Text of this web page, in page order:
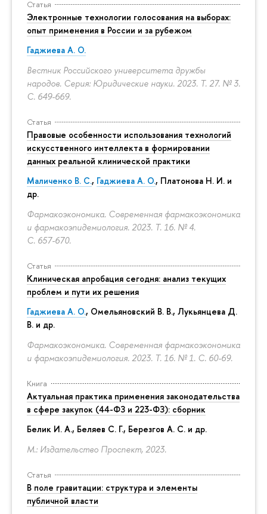
Статья
Электронные технологии голосования на выборах:
опыт применения в России и за рубежом
Гаджиева А. О.
Вестник Российского университета дружбы
народов. Серия: Юридические науки. 2023. Т. 27. № 3.
С. 649-669.
Статья
Правовые особенности использования технологий
искусственного интеллекта в формировании
данных реальной клинической практики
Маличенко В. С., Гаджиева А. О., Платонова Н. И. и
др.
Фармакоэкономика. Современная фармакоэкономика
и фармакоэпидемиология. 2023. Т. 16. № 4.
С. 657-670.
Статья
Клиническая апробация сегодня: анализ текущих
проблем и пути их решения
Гаджиева А. О., Омельяновский В. В., Лукьянцева Д.
В. и др.
Фармакоэкономика. Современная фармакоэкономика
и фармакоэпидемиология. 2023. Т. 16. № 1. С. 60-69.
Книга
Актуальная практика применения законодательства
в сфере закупок (44-ФЗ и 223-ФЗ): сборник
Белик И. А., Беляев С. Г., Березгов А. С. и др.
М.: Издательство Проспект, 2023.
Статья
В поле гравитации: структура и элементы
публичной власти